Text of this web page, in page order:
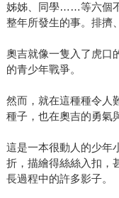
姊姊、同學……等六個
整年所發生的事。排
奧吉就像一隻入了虎口
的青少年戰爭。
然而，就在這種種令人
種子，也在奧吉的勇氣
這是一本很動人的少年
折，描繪得絲絲入扣，
長過程中的許多影子。